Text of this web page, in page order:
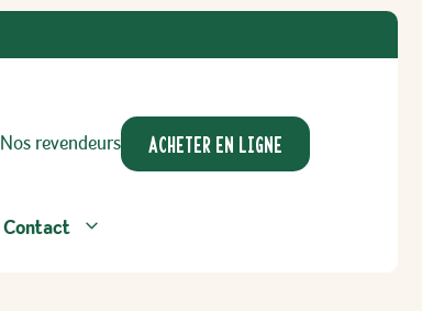
Nos revendeurs ACHETER EN LIGNE
Contact